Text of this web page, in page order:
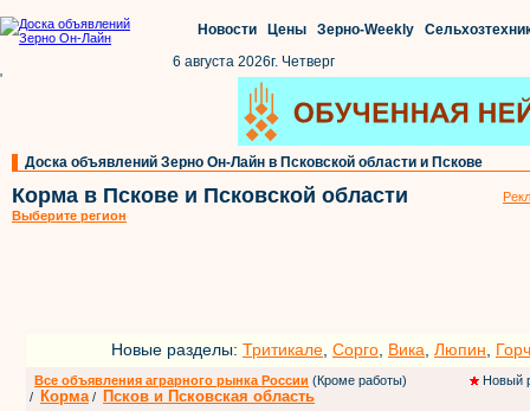
Новости Цены Зерно-Weekly
6 августа 2026г. Четверг
'
Доска объявлений Зерно Он-Лайн в Псковской области и Пскове
Корма в Пскове и Псковской области
Выберите регион
Новые разделы: Тритикале Сорго Вика Люпин
Все объявления аграрного рынка России (Кроме работы)
Новый
/
Корма / Псков и Псковская область